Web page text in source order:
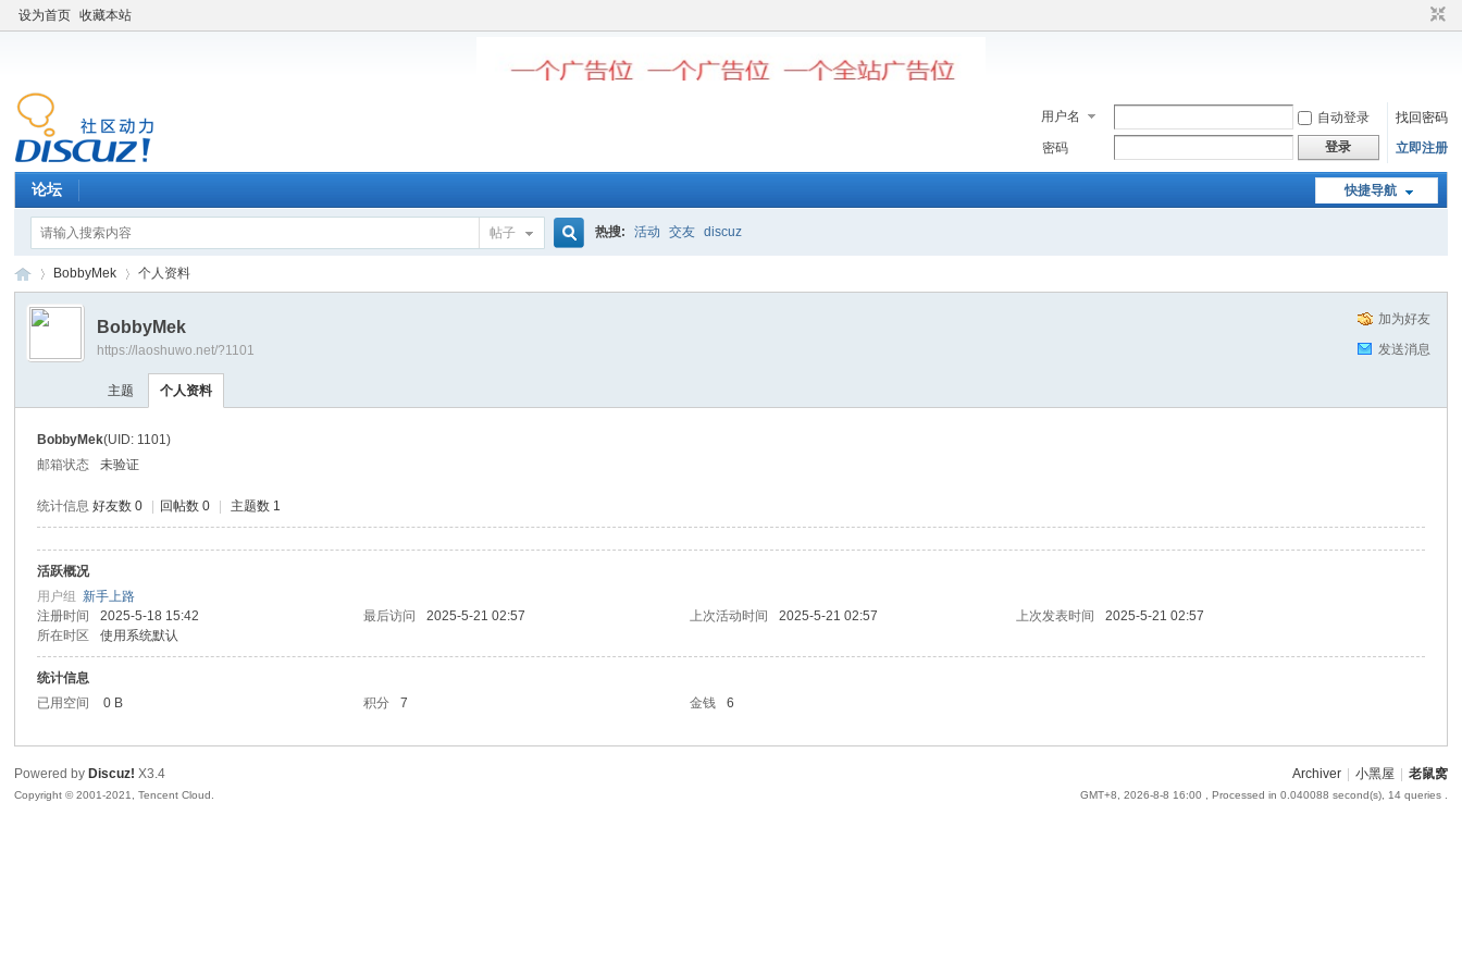
设为首页 收藏本站
用户名 自动登录
找回密码
密码
登录 立即注册
快捷导航
论坛
帖子 热搜: 活动 交友 discuz
窝
›
BobbyMek 个人资料
加为好友
发送消息
BobbyMek
https://laoshuwo.net/?1101
主题 个人资料
BobbyMek(UID: 1101)
邮箱状态
未验证
统计信息 好友数 0 回帖数 0 主题数 1
活跃概况
用户组新手上路
注册时间
2025-5-18 15:42 最后访问 2025-5-21 02:57 上次活动时间 2025-5-21 02:57 上次发表时间
2025-5-21 02:57
所在时区
使用系统默认
统计信息
已用空间
0 B 积分 7 金钱 6
Archiver 小黑屋 老鼠窝
GMT+8, 2026-8-8 16:00 , Processed in 0.040088 second(s), 14 queries .
Powered by Discuz! X3.4
Copyright © 2001-2021, Tencent Cloud.